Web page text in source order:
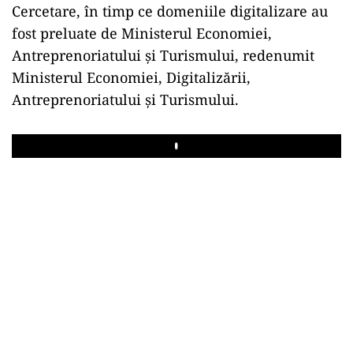
Cercetare, în timp ce domeniile digitalizare au
fost preluate de Ministerul Economiei,
Antreprenoriatului și Turismului, redenumit
Ministerul Economiei, Digitalizării,
Antreprenoriatului și Turismului.
Play